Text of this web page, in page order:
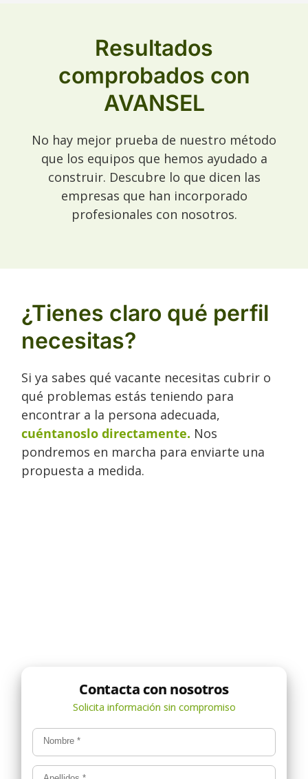
Resultados
comprobados con
AVANSEL
No hay mejor prueba de nuestro método
que los equipos que hemos ayudado a
construir. Descubre lo que dicen las
empresas que han incorporado
profesionales con nosotros.
¿Tienes claro qué perfil
necesitas?
Si ya sabes qué vacante necesitas cubrir o
qué problemas estás teniendo para
encontrar a la persona adecuada,
cuéntanoslo directamente. Nos
pondremos en marcha para enviarte una
propuesta a medida.
Nombre*